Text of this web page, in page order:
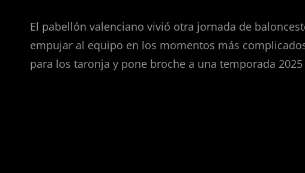
El pabellón valenciano vivió otra jornada de
empujar al equipo en los momentos más
para los taronja y pone broche a una temporada